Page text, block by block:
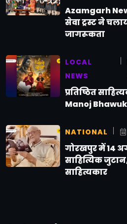
Azamgarh
सेवा ट्रस्ट ने
जागरूकता
LOCAL
NEWS
प्रतिष्ठित
Manoj
NATIONAL
गोरखपुर में 14
साहित्यिक
साहित्यकार